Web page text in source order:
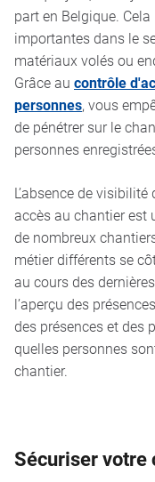
part en Belgique.
importantes dans le
matériaux volés ou
Grâce au contrôle
personnes, vous
de pénétrer sur le
personnes
L’absence de
accès au chantier est
de nombreux
métier différents se
au cours des
l’aperçu des
des présences et des
quelles personnes
chantier.
Sécuriser votre